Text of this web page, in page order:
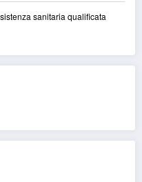
sanitaria qualificata